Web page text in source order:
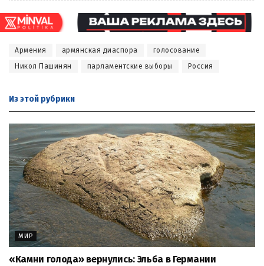
Армения армянская диаспора
голосование
Никол Пашинян
парламентские выборы Россия
Из этой рубрики
МИР
«Камни голода» вернулись: Эльба в Германии